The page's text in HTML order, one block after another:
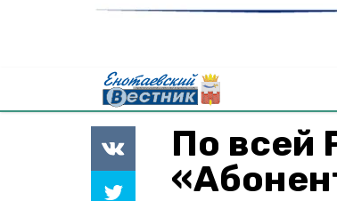
По всей